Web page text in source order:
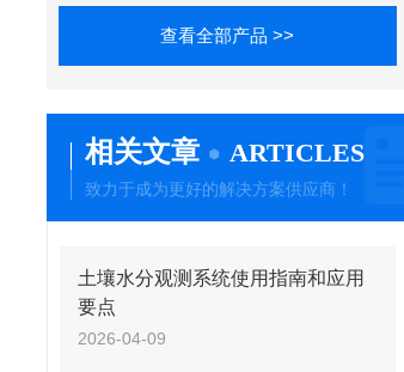
查看全部产品 >>
相关文章 ARTICLES
致力于成为更好的解决方案供应商！
土壤水分观测系统使用指南和应用
要点
2026-04-09